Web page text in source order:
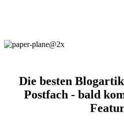
Die besten
Postfach - bald